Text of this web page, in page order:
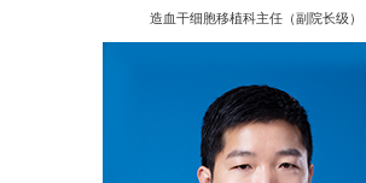
造血干细胞移植科主任（副院长级）